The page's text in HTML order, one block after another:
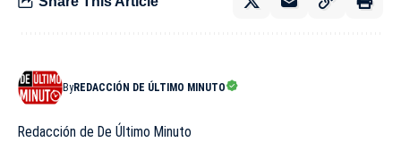
ByREDACCIÓN DE ÚLTIMO MINUTO
Redacción de De Último Minuto